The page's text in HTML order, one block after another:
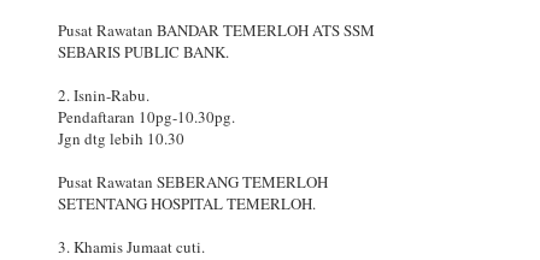
Pusat Rawatan BANDAR TEMERLOH ATS SSM
SEBARIS PUBLIC BANK.
2. Isnin-Rabu.
Pendaftaran 10pg-10.30pg.
Jgn dtg lebih 10.30
Pusat Rawatan SEBERANG TEMERLOH
SETENTANG HOSPITAL TEMERLOH.
3. Khamis Jumaat cuti.